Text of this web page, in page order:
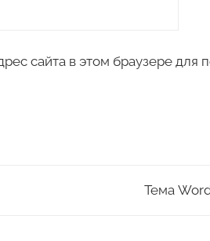
сайта в этом браузере
Тема